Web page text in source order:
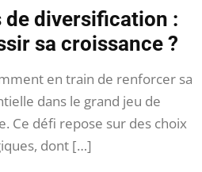
de diversification :
sa croissance ?
en train de renforcer sa
dans le grand jeu de
Ce défi repose sur des choix
dont […]